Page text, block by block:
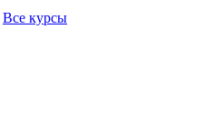
Все курсы